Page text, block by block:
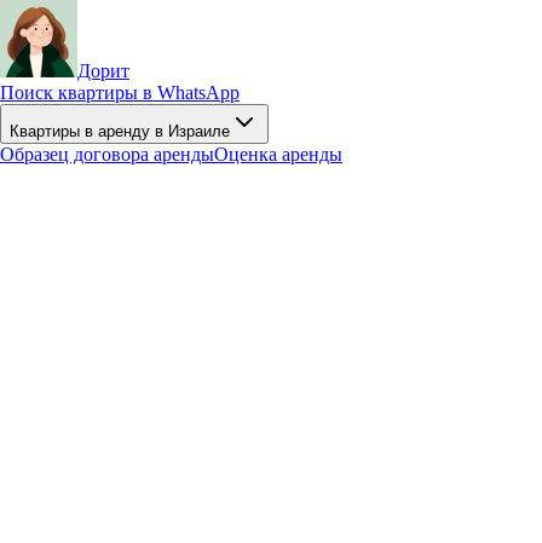
Дорит
Поиск квартиры в WhatsApp
Квартиры в аренду в Израиле
Образец договора арендыОценка аренды